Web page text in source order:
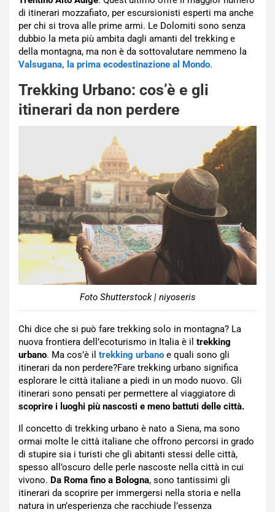
di itinerari mozzafiato, per escursionisti esperti ma anche
per chi si trova alle prime armi. Le Dolomiti sono senza
dubbio la meta più ambita dagli amanti del trekking e
della montagna, ma non è da sottovalutare nemmeno la
Valsugana, la prima ecodestinazione al Mondo.
Trekking Urbano: cos’è e gli
itinerari da non perdere
Foto Shutterstock | niyoseris
Chi dice che si può fare trekking solo in montagna? La
nuova frontiera dell’ecoturismo in Italia è il trekking
urbano. Ma cos’è il trekking urbano e quali sono gli
itinerari da non perdere?Fare trekking urbano significa
esplorare le città italiane a piedi in un modo nuovo. Gli
itinerari sono pensati per permettere al viaggiatore di
scoprire i luoghi più nascosti e meno battuti delle città.
Il concetto di trekking urbano è nato a Siena, ma sono
ormai molte le città italiane che offrono percorsi in grado
di stupire sia i turisti che gli abitanti stessi delle città,
spesso all’oscuro delle perle nascoste nella città in cui
vivono. Da Roma fino a Bologna, sono tantissimi gli
itinerari da scoprire per immergersi nella storia e nella
natura in un’esperienza che racchiude l’essenza